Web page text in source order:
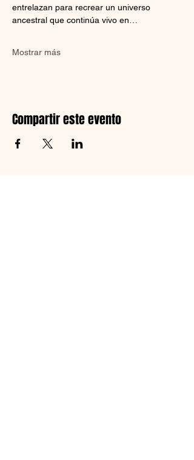
entrelazan para recrear un universo
ancestral que continúa vivo en…
Mostrar más
Compartir este evento